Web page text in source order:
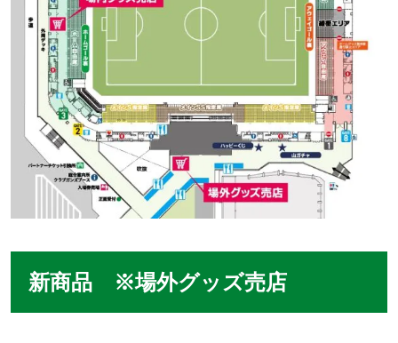
新商品 ※場外グッズ売店